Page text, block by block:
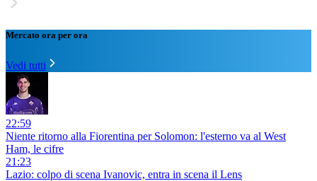
Mercato ora per ora
Vedi tutti
22:59
Niente ritorno alla Fiorentina per Solomon: l'esterno va al West
Ham, le cifre
21:23
Lazio: colpo di scena Ivanovic, entra in scena il Lens